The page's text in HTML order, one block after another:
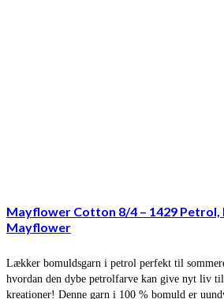
Mayflower Cotton 8/4 – 1429
Mayflower
Lækker bomuldsgarn i petrol perfekt til
hvordan den dybe petrolfarve kan give nyt liv til
kreationer! Denne garn i 100 % bomuld er